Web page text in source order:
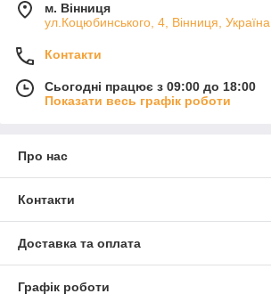
м. Вінниця
ул.Коцюбинського, 4, Вінниця, Україна
Контакти
Сьогодні працює з 09:00 до 18:00
Показати весь графік роботи
Про нас
Контакти
Доставка та оплата
Графік роботи